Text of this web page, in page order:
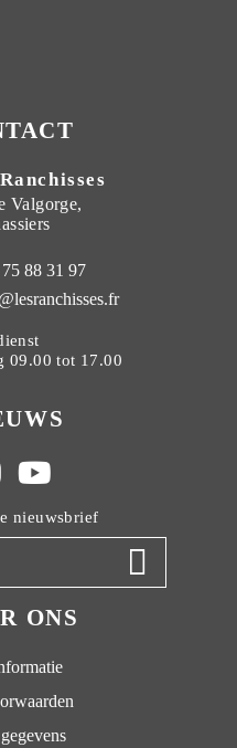
Valgorge,
88 31 97
09.00 tot 17.00
nieuwsbrief
ONS